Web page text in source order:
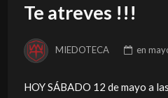
Te atreves !!!
MIEDOTECA en
HOY SÁBADO 12 de mayo a